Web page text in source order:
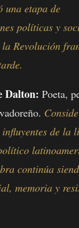
una etapa de
políticas y
Revolución
Dalton: Poeta,
influyentes de la
continúa
memoria y